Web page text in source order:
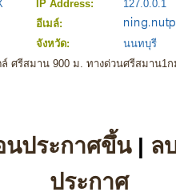
IP Address:
127.0.0.1
อีเมล์:
จังหวัด:
นนทบุรี
ศรีสมาน 900 ม. ทางด่วนศรีสมาน1ก
นประกาศขึ้น| ล
ประกาศ